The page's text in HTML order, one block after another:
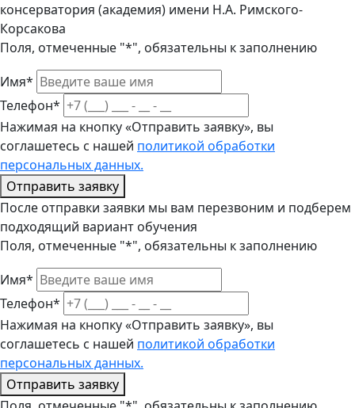
консерватория (академия) имени Н.А. Римского-
Корсакова
Поля, отмеченные "*", обязательны к заполнению
Имя*
Телефон*
Нажимая на кнопку «Отправить заявку», вы
соглашетесь с нашей политикой обработки
персональных данных.
Отправить заявку
После отправки заявки мы вам перезвоним и подберем
подходящий вариант обучения
Поля, отмеченные "*", обязательны к заполнению
Имя*
Телефон*
Нажимая на кнопку «Отправить заявку», вы
соглашетесь с нашей политикой обработки
персональных данных.
Отправить заявку